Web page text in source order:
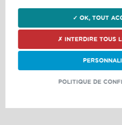
APPROCHE
l’anticipation comme
les résultats. Une
✓ OK, TOUT
✗ INTERDIRE TOUS
POLITIQUE DE